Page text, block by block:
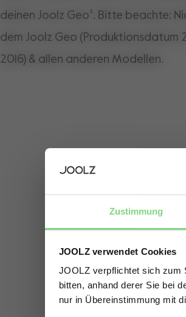
Zustimmung
JOOLZ verwendet Cookies
JOOLZ verpflichtet sich zum
bitten, anhand derer Sie bei
nur in Übereinstimmung mit
deinen Joolz Geo². Bitte beachte:
dem Joolz Geo (Produktionsdatum
2016) & allen anderen Modellen.